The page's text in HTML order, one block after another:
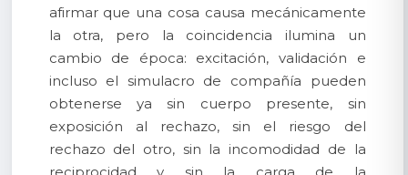
afirmar que una cosa causa mecánicamente
la otra, pero la coincidencia ilumina un
cambio de época: excitación, validación e
incluso el simulacro de compañía pueden
obtenerse ya sin cuerpo presente, sin
exposición al rechazo, sin el riesgo del
rechazo del otro, sin la incomodidad de la